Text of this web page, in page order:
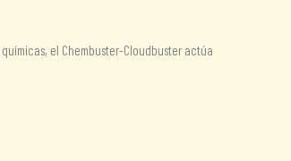
el Chembuster-Cloudbuster actúa